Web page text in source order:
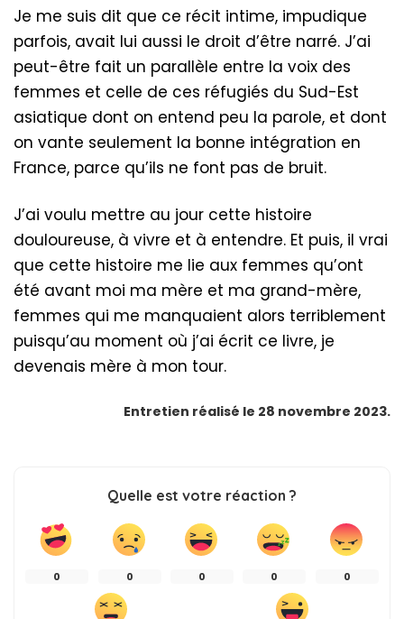
Je me suis dit que ce récit intime, impudique
parfois, avait lui aussi le droit d’être narré. J’ai
peut-être fait un parallèle entre la voix des
femmes et celle de ces réfugiés du Sud-Est
asiatique dont on entend peu la parole, et dont
on vante seulement la bonne intégration en
France, parce qu’ils ne font pas de bruit.
J’ai voulu mettre au jour cette histoire
douloureuse, à vivre et à entendre. Et puis, il vrai
que cette histoire me lie aux femmes qu’ont
été avant moi ma mère et ma grand-mère,
femmes qui me manquaient alors terriblement
puisqu’au moment où j’ai écrit ce livre, je
devenais mère à mon tour.
Entretien réalisé le 28 novembre 2023.
Quelle est votre réaction ?
0 0 0 0 0